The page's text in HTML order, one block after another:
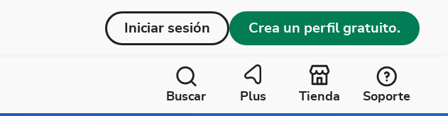
Iniciar sesión Crea un perfil gratuito.
Buscar Plus Tienda Soporte